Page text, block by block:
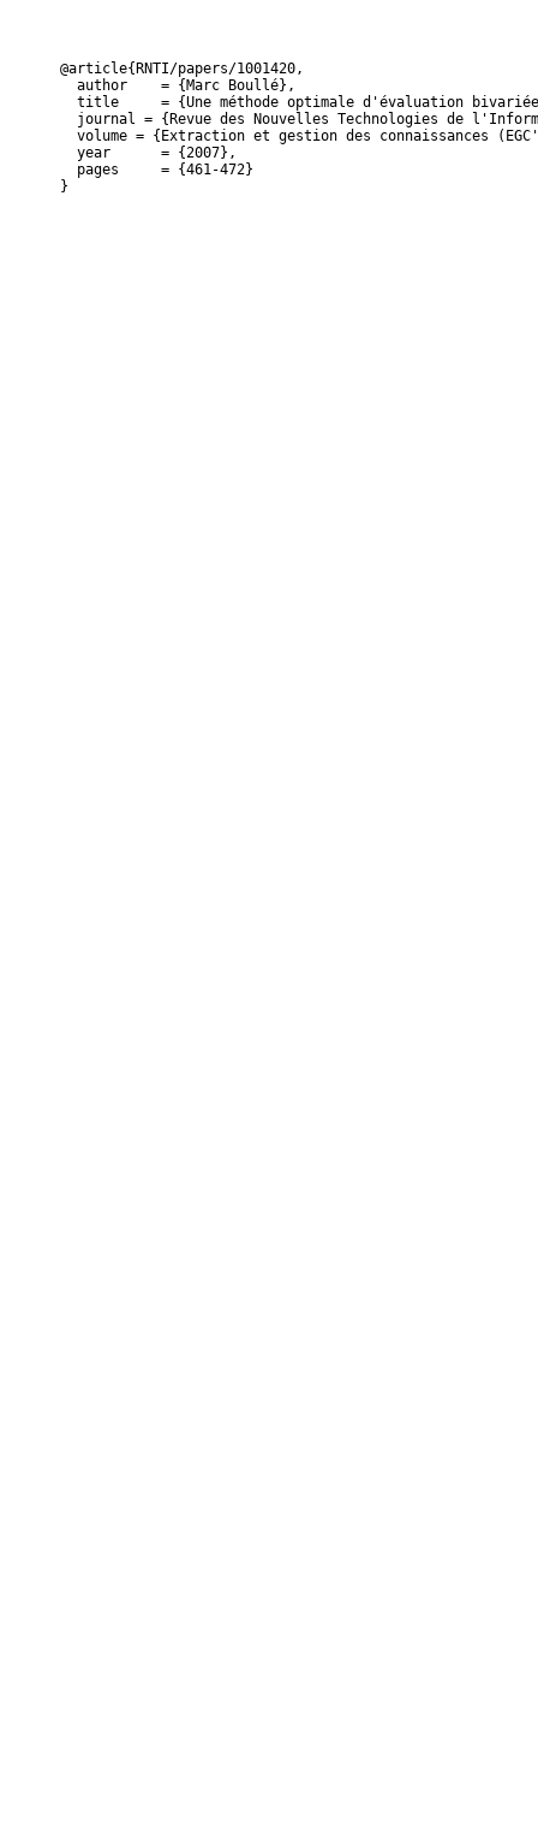
@article{RNTI/papers/1001420,
  author    = {Marc Boullé},
title     = {Une méthode optimale d'évaluation
journal = {Revue des Nouvelles Technologies de
volume = {Extraction et gestion des connaissances
  year      = {2007},
  pages     = {461-472}
}